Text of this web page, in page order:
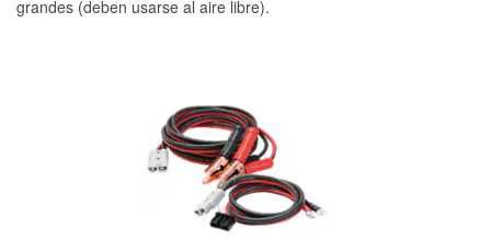
grandes (deben usarse al aire libre).